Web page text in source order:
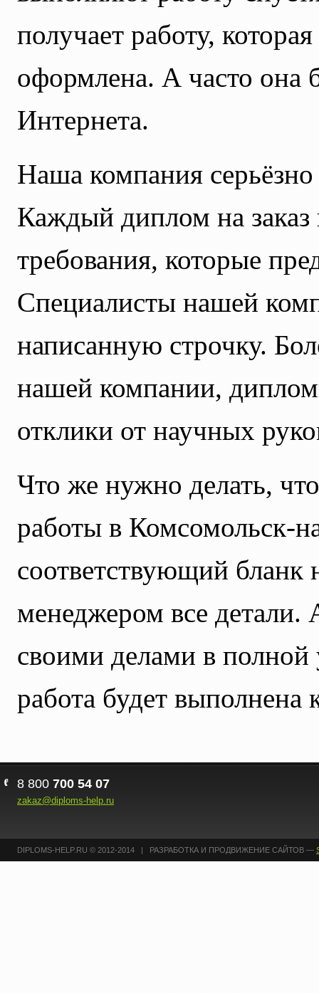
получает работу,
оформлена. А часто она
Интернета.
Наша компания
Каждый диплом на
требования, которые
Специалисты нашей
написанную строчку.
нашей компании,
отклики от научных
Что же нужно делать,
работы в Комсомольск-
соответствующий бланк
менеджером все
своими делами в полной
работа будет выполнена
8 800 700 54 07
zakaz@diploms-help.ru
DIPLOMS-HELP.RU © 2012-2014 | РАЗРАБОТКА И ПРОДВИЖЕНИЕ САЙТОВ —